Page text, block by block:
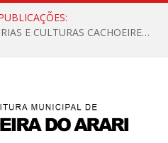
A VALORIZAÇÃO DAS HISTÓRIAS E CULTURAS CACHOEIRENSES